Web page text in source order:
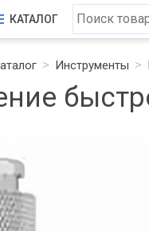
КАТАЛОГ
Инструменты